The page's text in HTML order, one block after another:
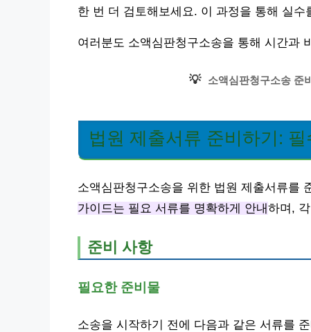
한 번 더 검토해보세요. 이 과정을 통해 실수
여러분도 소액심판청구소송을 통해 시간과
💡 소액심판청구소송 준
법원 제출서류 준비하기:
소액심판청구소송을 위한 법원 제출서류를
가이드는 필요 서류를 명확하게 안내하며,
준비 사항
필요한 준비물
소송을 시작하기 전에 다음과 같은 서류를